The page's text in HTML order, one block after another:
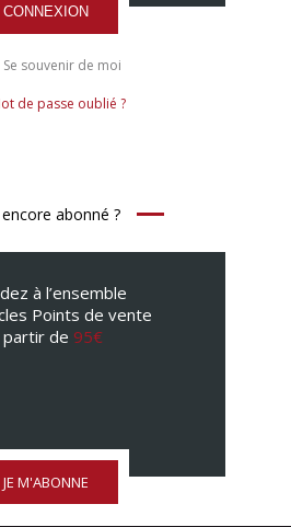
CONNEXION
Se souvenir de moi
de passe oublié ?
abonné ?
à l’ensemble
Points de vente
partir de 95€
JE M'ABONNE